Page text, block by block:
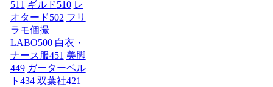
511 ギルド510 レ
オタード502 フリ
ラモ個撮
LABO500 白衣・
ナース服451 美脚
449 ガーターベル
ト 434 双葉社421